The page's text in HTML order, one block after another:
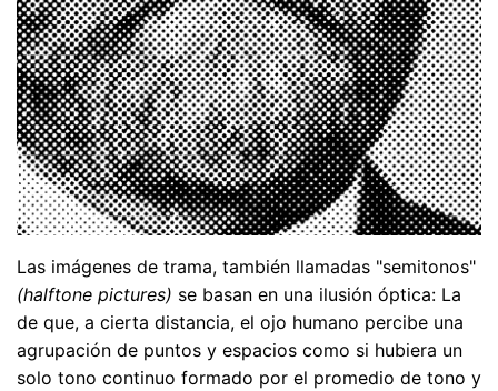
Las imágenes de trama, también llamadas "semitonos"
(halftone pictures) se basan en una ilusión óptica: La
de que, a cierta distancia, el ojo humano percibe una
agrupación de puntos y espacios como si hubiera un
solo tono continuo formado por el promedio de tono y